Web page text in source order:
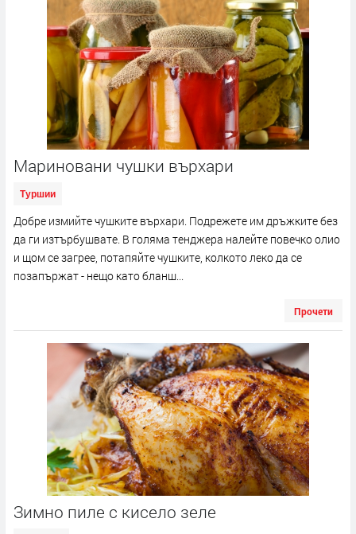
Мариновани чушки върхари
Туршии
Добре измийте чушките върхари. Подрежете им дръжките без
да ги изтърбушвате. В голяма тенджера налейте повечко олио
и щом се загрее, потапяйте чушките, колкото леко да се
позапържат - нещо като бланш...
Прочети
Зимно пиле с кисело зеле